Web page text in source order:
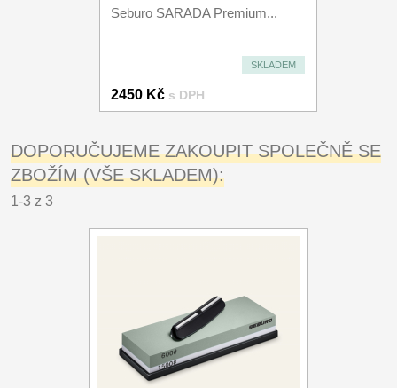
Seburo SARADA Premium...
SKLADEM
2450 Kč s DPH
DOPORUČUJEME ZAKOUPIT SPOLEČNĚ SE
ZBOŽÍM (VŠE SKLADEM):
1-3 z 3